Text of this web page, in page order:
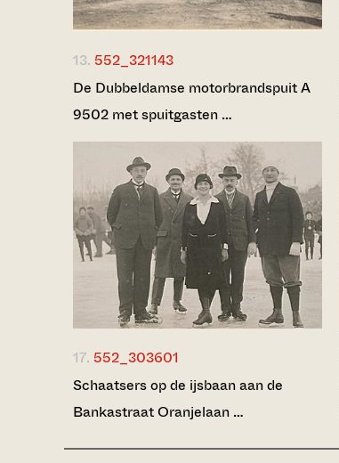
13. 552_321143
De Dubbeldamse motorbrandspuit A
9502 met spuitgasten …
17. 552_303601
Schaatsers op de ijsbaan aan de
Bankastraat Oranjelaan …